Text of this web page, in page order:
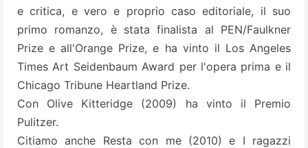
e critica, e vero e proprio caso editoriale, il suo
primo romanzo, è stata finalista al PEN/Faulkner
Prize e all'Orange Prize, e ha vinto il Los Angeles
Times Art Seidenbaum Award per l'opera prima e il
Chicago Tribune Heartland Prize.
Con Olive Kitteridge (2009) ha vinto il Premio
Pulitzer.
Citiamo anche Resta con me (2010) e I ragazzi